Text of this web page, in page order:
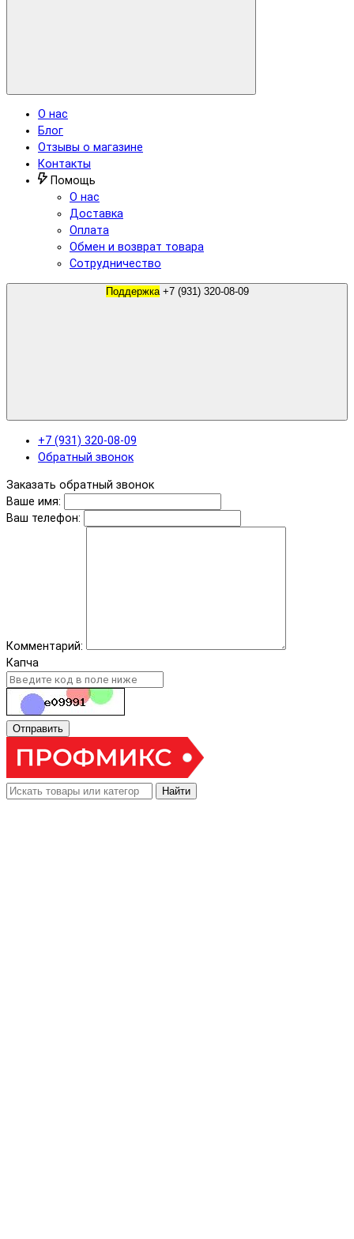
О нас
Блог
Отзывы о магазине
Контакты
Помощь
О нас
Доставка
Оплата
Обмен и возврат товара
Сотрудничество
Поддержка +7 (931) 320-08-09
+7 (931) 320-08-09
Обратный звонок
Заказать обратный звонок
Ваше имя:
Ваш телефон:
Комментарий:
Капча
Отправить
Найти